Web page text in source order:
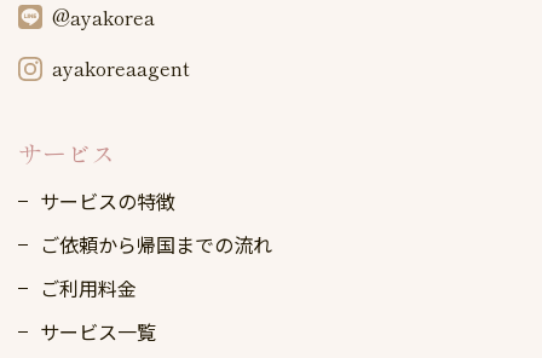
@ayakorea
ayakoreaagent
サービス
サービスの特徴
ご依頼から帰国までの流れ
ご利用料金
サービス一覧